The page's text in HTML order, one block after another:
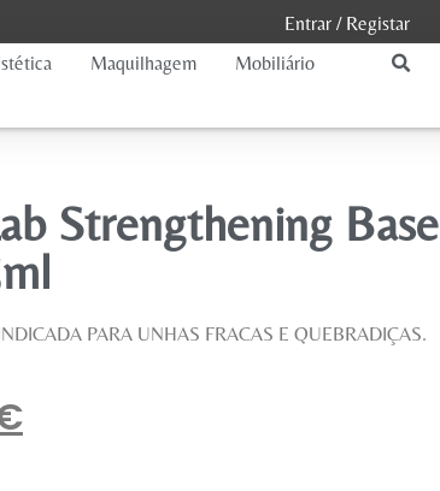
Entrar/ Registar
Maquilhagem Mobiliário
Strengthening Base
PARA UNHAS FRACAS E QUEBRADIÇAS.